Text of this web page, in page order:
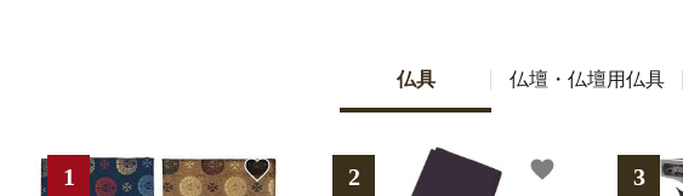
仏具 仏壇・仏壇用仏具
favorite favorite